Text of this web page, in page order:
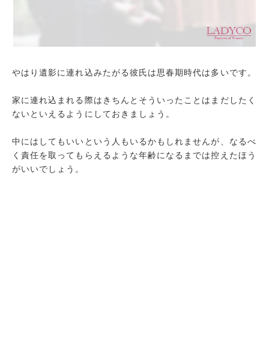
やはり遺影に連れ込みたがる彼氏は思春期時代は多いです。
家に連れ込まれる際はきちんとそういったことはまだしたく
ないといえるようにしておきましょう。
中にはしてもいいという人もいるかもしれませんが、なるべ
く責任を取ってもらえるような年齢になるまでは控えたほう
がいいでしょう。